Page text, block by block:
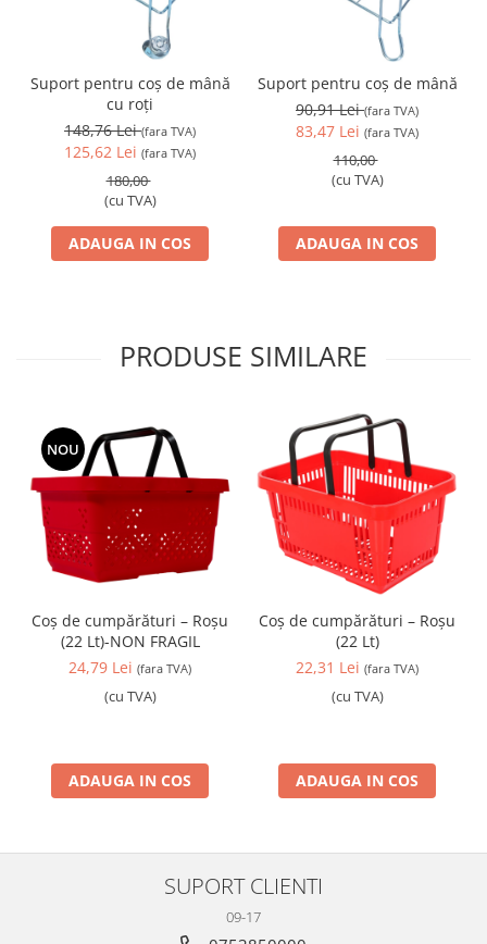
Suport pentru coș de mână
cu roți
148,76 Lei(fara TVA)
125,62 Lei (fara TVA)
180,00
(cu TVA)
ADAUGA IN COS
Suport pentru coș de mână
90,91 Lei(fara TVA)
83,47 Lei (fara TVA)
110,00
(cu TVA)
ADAUGA IN COS
PRODUSE SIMILARE
NOU
Coș de cumpărături – Roșu
(22 Lt)-NON FRAGIL
24,79 Lei (fara TVA)
(cu TVA)
ADAUGA IN COS
Coș de cumpărături – Roșu
(22 Lt)
22,31 Lei (fara TVA)
(cu TVA)
ADAUGA IN COS
SUPORT CLIENTI
09-17